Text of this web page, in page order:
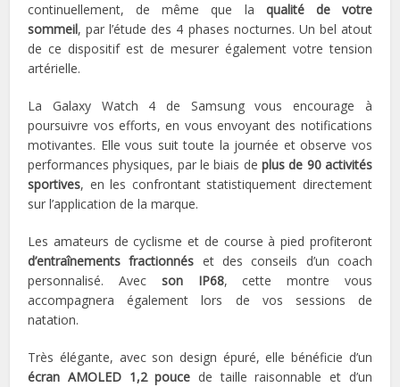
continuellement, de même que la qualité de votre
sommeil, par l’étude des 4 phases nocturnes. Un bel atout
de ce dispositif est de mesurer également votre tension
artérielle.
La Galaxy Watch 4 de Samsung vous encourage à
poursuivre vos efforts, en vous envoyant des notifications
motivantes. Elle vous suit toute la journée et observe vos
performances physiques, par le biais de plus de 90 activités
sportives, en les confrontant statistiquement directement
sur l’application de la marque.
Les amateurs de cyclisme et de course à pied profiteront
d’entraînements fractionnés et des conseils d’un coach
personnalisé. Avec son IP68, cette montre vous
accompagnera également lors de vos sessions de
natation.
Très élégante, avec son design épuré, elle bénéficie d’un
écran AMOLED 1,2 pouce de taille raisonnable et d’un